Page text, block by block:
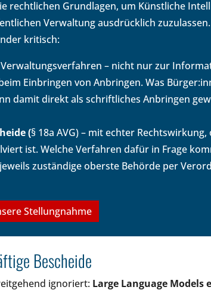
rechtlichen Grundlagen, um Künstliche
Verwaltung ausdrücklich
kritisch:
Verwaltungsverfahren – nicht nur zur
Einbringen von Anbringen. Was
damit direkt als schriftliches Anbringen
(§ 18a AVG) – mit echter Rechtswirkung,
ist. Welche Verfahren dafür in Frage
zuständige oberste Behörde per
Stellungnahme
Bescheide
ignoriert: Large Language Models